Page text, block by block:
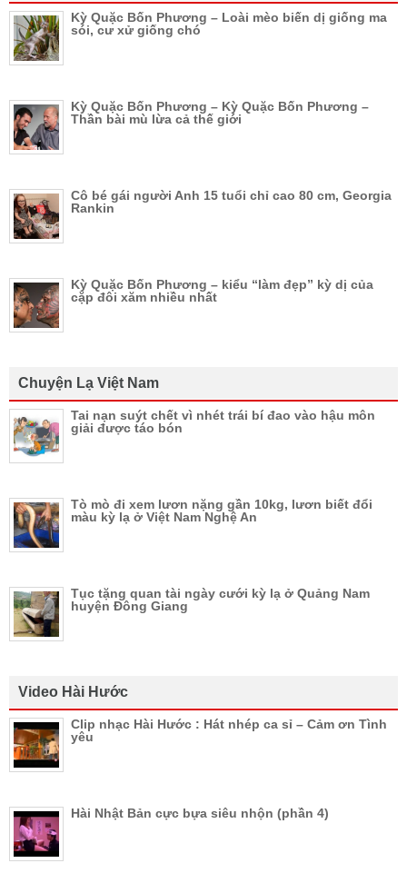
Kỳ Quặc Bốn Phương – Loài mèo biến dị giống ma
sói, cư xử giống chó
Kỳ Quặc Bốn Phương – Kỳ Quặc Bốn Phương –
Thần bài mù lừa cả thế giới
Cô bé gái người Anh 15 tuổi chỉ cao 80 cm, Georgia
Rankin
Kỳ Quặc Bốn Phương – kiểu “làm đẹp” kỳ dị của
cặp đôi xăm nhiều nhất
Chuyện Lạ Việt Nam
Tai nạn suýt chết vì nhét trái bí đao vào hậu môn
giải được táo bón
Tò mò đi xem lươn nặng gần 10kg, lươn biết đổi
màu kỳ lạ ở Việt Nam Nghệ An
Tục tặng quan tài ngày cưới kỳ lạ ở Quảng Nam
huyện Đông Giang
Video Hài Hước
Clip nhạc Hài Hước : Hát nhép ca sỉ – Cảm ơn Tình
yêu
Hài Nhật Bản cực bựa siêu nhộn (phần 4)